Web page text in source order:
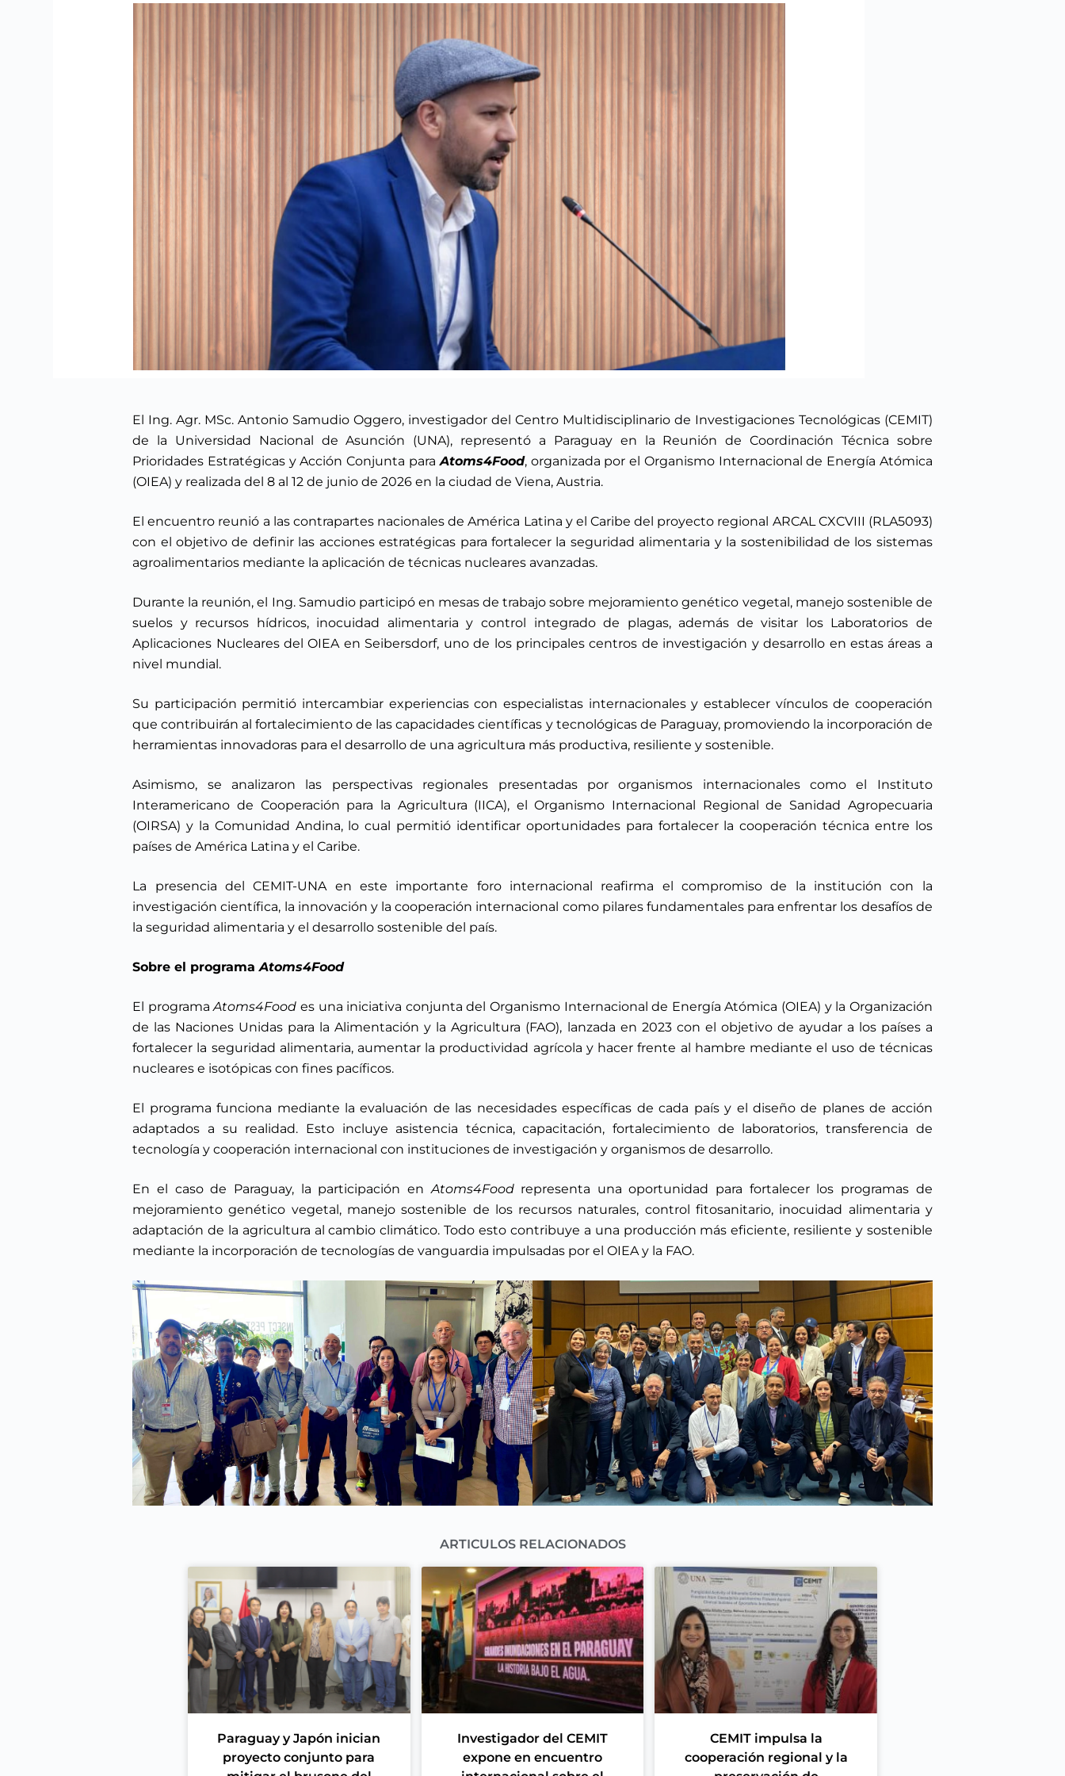
El Ing. Agr. MSc. Antonio Samudio Oggero, investigador del Centro Multidisciplinario de Investigaciones Tecnológicas (CEMIT)
de la Universidad Nacional de Asunción (UNA), representó a Paraguay en la Reunión de Coordinación Técnica sobre
Prioridades Estratégicas y Acción Conjunta paraAtoms4Food, organizada por el Organismo Internacional de Energía Atómica
(OIEA) y realizada del 8 al 12 de junio de 2026 en la ciudad de Viena, Austria.
El encuentro reunió a las contrapartes nacionales de América Latina y el Caribe del proyecto regional ARCAL CXCVIII (RLA5093)
con el objetivo de definir las acciones estratégicas para fortalecer la seguridad alimentaria y la sostenibilidad de los sistemas
agroalimentarios mediante la aplicación de técnicas nucleares avanzadas.
Durante la reunión, el Ing. Samudio participó en mesas de trabajo sobre mejoramiento genético vegetal, manejo sostenible de
suelos y recursos hídricos, inocuidad alimentaria y control integrado de plagas, además de visitar los Laboratorios de
Aplicaciones Nucleares del OIEA en Seibersdorf, uno de los principales centros de investigación y desarrollo en estas áreas a
nivel mundial.
Su participación permitió intercambiar experiencias con especialistas internacionales y establecer vínculos de cooperación
que contribuirán al fortalecimiento de las capacidades científicas y tecnológicas de Paraguay, promoviendo la incorporación de
herramientas innovadoras para el desarrollo de una agricultura más productiva, resiliente y sostenible.
Asimismo, se analizaron las perspectivas regionales presentadas por organismos internacionales como el Instituto
Interamericano de Cooperación para la Agricultura (IICA), el Organismo Internacional Regional de Sanidad Agropecuaria
(OIRSA) y la Comunidad Andina, lo cual permitió identificar oportunidades para fortalecer la cooperación técnica entre los
países de América Latina y el Caribe.
La presencia del CEMIT-UNA en este importante foro internacional reafirma el compromiso de la institución con la
investigación científica, la innovación y la cooperación internacional como pilares fundamentales para enfrentar los desafíos de
la seguridad alimentaria y el desarrollo sostenible del país.
Sobre el programaAtoms4Food
El programaAtoms4Food es una iniciativa conjunta del Organismo Internacional de Energía Atómica (OIEA) y la Organización
de las Naciones Unidas para la Alimentación y la Agricultura (FAO), lanzada en 2023 con el objetivo de ayudar a los países a
fortalecer la seguridad alimentaria, aumentar la productividad agrícola y hacer frente al hambre mediante el uso de técnicas
nucleares e isotópicas con fines pacíficos.
El programa funciona mediante la evaluación de las necesidades específicas de cada país y el diseño de planes de acción
adaptados a su realidad. Esto incluye asistencia técnica, capacitación, fortalecimiento de laboratorios, transferencia de
tecnología y cooperación internacional con instituciones de investigación y organismos de desarrollo.
En el caso de Paraguay, la participación enAtoms4Foodrepresenta una oportunidad para fortalecer los programas de
mejoramiento genético vegetal, manejo sostenible de los recursos naturales, control fitosanitario, inocuidad alimentaria y
adaptación de la agricultura al cambio climático. Todo esto contribuye a una producción más eficiente, resiliente y sostenible
mediante la incorporación de tecnologías de vanguardia impulsadas por el OIEA y la FAO.
ARTICULOS RELACIONADOS
Paraguay y Japón inician
proyecto conjunto para
Investigador del CEMIT
expone en encuentro
CEMIT impulsa la
cooperación regional y la